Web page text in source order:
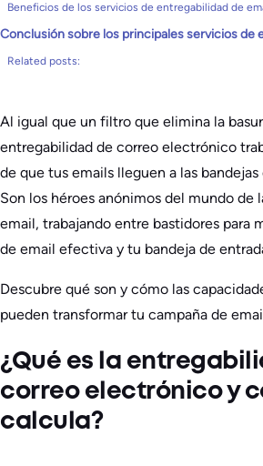
Beneficios de los servicios de entregabilidad de
Conclusión sobre los principales servicios de
Related posts:
Al igual que un filtro que elimina la
entregabilidad de correo electrónico
de que tus emails lleguen a las
Son los héroes anónimos del mundo de
email, trabajando entre bastidores para
de email efectiva y tu bandeja de
Descubre qué son y cómo las
pueden transformar tu campaña de
¿Qué es la
correo electrónico y
calcula?